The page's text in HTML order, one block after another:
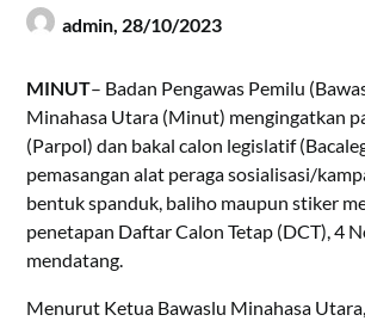
admin, 28/10/2023
MINUT– Badan Pengawas Pemilu
Minahasa Utara (Minut) mengingatkan
(Parpol) dan bakal calon legislatif
pemasangan alat peraga sosialisasi/
bentuk spanduk, baliho maupun stiker
penetapan Daftar Calon Tetap (DCT), 4
mendatang.
Menurut Ketua Bawaslu Minahasa